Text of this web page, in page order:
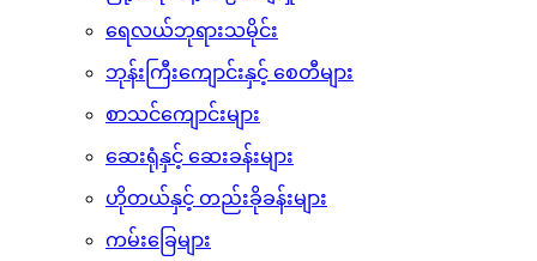
ရေလယ်ဘုရားသမိုင်း
ဘုန်းကြီးကျောင်းနှင့် စေတီများ
စာသင်ကျောင်းများ
ဆေးရုံနှင့် ဆေးခန်းများ
ဟိုတယ်နှင့် တည်းခိုခန်းများ
ကမ်းခြေများ